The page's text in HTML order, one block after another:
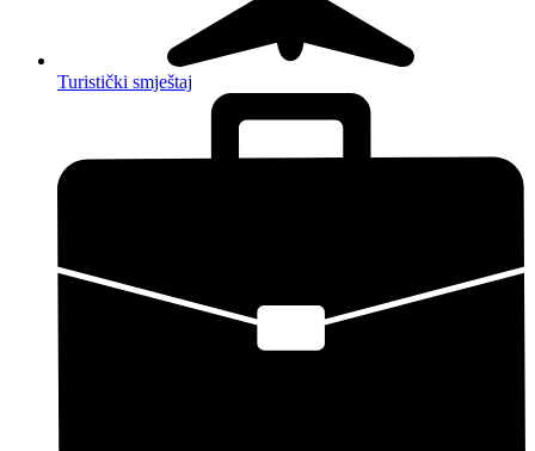
Turistički smještaj